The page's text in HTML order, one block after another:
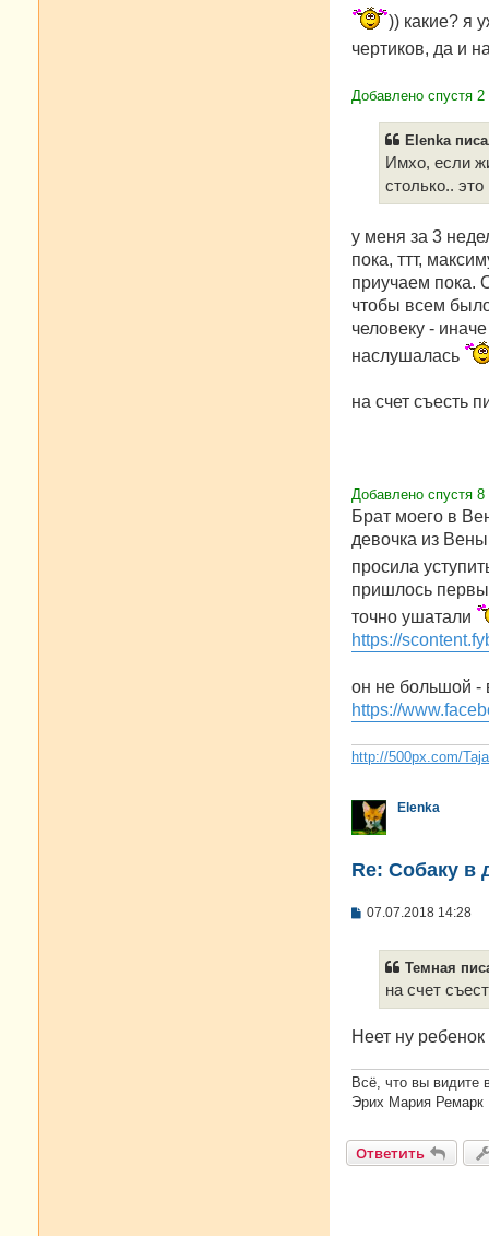
е
)) какие? я
чертиков, да и
Добавлено спустя
Elenka
Имхо, если
столько..
у меня за 3
пока, ттт,
приучаем пока.
чтобы всем
человеку -
наслушалась
на счет съесть
Добавлено спустя
Брат моего в
девочка из
просила
пришлось
точно ушатали
https://
он не большой -
https://
http://500px.com/
Elenka
Re: Собаку в
С
е
07.07.2018 14:28
Темная
на счет
Неет ну
Всё, что вы
Эрих Мария Ремарк
Ответить